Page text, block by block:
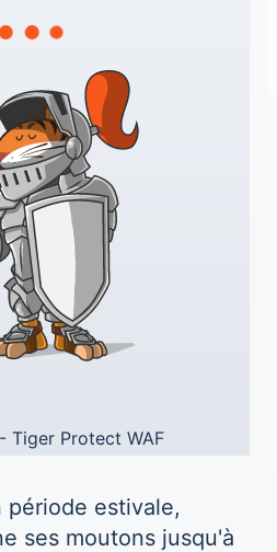
Format A5
période estivale,
ses moutons jusqu'à
Tiger Protect WAF